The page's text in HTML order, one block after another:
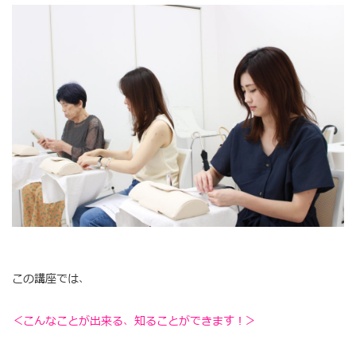
この講座では、
＜こんなことが出来る、知ることができます！＞